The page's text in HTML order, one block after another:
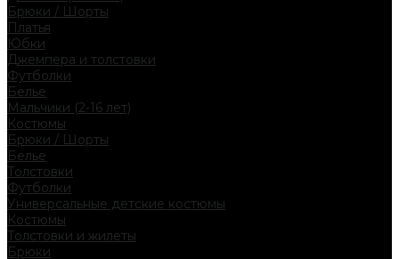
Брюки / Шорты
Платья
Юбки
Джемпера и толстовки
Футболки
Белье
Мальчики (2-16 лет)
Костюмы
Брюки / Шорты
Белье
Толстовки
Футболки
Универсальные детские костюмы
Костюмы
Толстовки и жилеты
Брюки